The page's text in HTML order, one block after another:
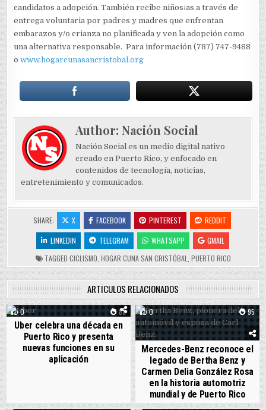
candidatos a adopción. También recibe niños/as a través de
entrega voluntaria por padres y madres que enfrentan
embarazos y/o crianza no planificada y ven la adopción como
una alternativa responsable. Para información (787) 747-9488
owww.hogarcunasancristobal.org
Author:Nación Social
Nación Social es un medio digital nativo
creado en Puerto Rico, y enfocado en
contenidos de tecnología, noticias,
entretenimiento y comunicados.
SHARE: X FACEBOOK PINTEREST
REDDIT
LINKEDIN
TELEGRAM WHATSAPP
GMAIL
TAGGED CICLISMO HOGAR CUNA SAN CRISTÓBAL PUERTO RICO
ARTÍCULOS RELACIONADOS
0 88
Uber celebra una década en
Puerto Rico y presenta
nuevas funciones en su
aplicación
0 95
Mercedes-Benz reconoce el
legado de Bertha Benz y
Carmen Delia González Rosa
en la historia automotriz
mundial y de Puerto Rico